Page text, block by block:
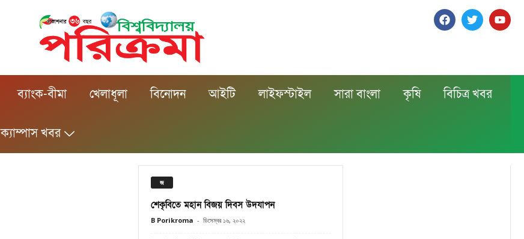
ব্যাংক-বীমা খেলাধূলা বিনোদন আইটি লাইফস্টাইল সারা বাংলা কৃষি বিচিত্র খবর
ক্যাম্পাস খবর
জ
শেকৃবিতে মহান বিজয় দিবস উদযাপন
B Porikroma - ডিসেম্বর ১৬, ২০২২